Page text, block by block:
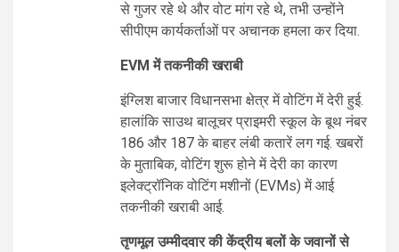
से गुजर रहे थे और वोट मांग रहे थे, तभी उन्होंने
सीपीएम कार्यकर्ताओं पर अचानक हमला कर दिया.
EVM में तकनीकी खराबी
इंग्लिश बाजार विधानसभा क्षेत्र में वोटिंग में देरी हुई.
हालांकि साउथ बालूचर प्राइमरी स्कूल के बूथ नंबर
186 और 187 के बाहर लंबी कतारें लग गई. खबरों
के मुताबिक, वोटिंग शुरू होने में देरी का कारण
इलेक्ट्रॉनिक वोटिंग मशीनों (EVMs) में आई
तकनीकी खराबी आई.
तृणमूल उम्मीदवार की केंद्रीय बलों के जवानों से